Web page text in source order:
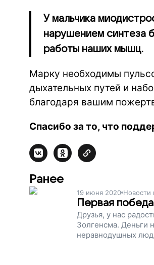
У мальчика
нарушением синтеза
работы наших мышц.
Марку необходимы
дыхательных путей и
благодаря вашим
Спасибо за то, что
Ранее
19 июня 2020 Новости
Первая
Друзья, у нас
Золгенсма. Деньги
неравнодушных